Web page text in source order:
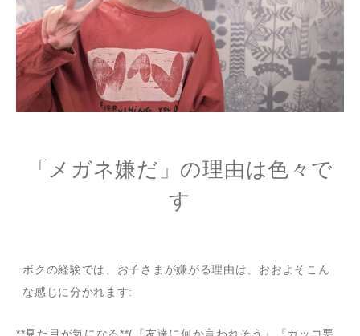
「メガネ嫌だ」の理由は色々で
す
ボクの経験では、お子さまが嫌がる理由は、おおよそこん
な感じに分かれます: